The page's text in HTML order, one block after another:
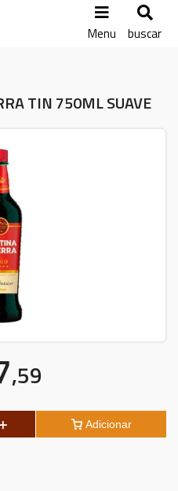
Menu buscar
TIN 750ML SUAVE
,59
Adicionar